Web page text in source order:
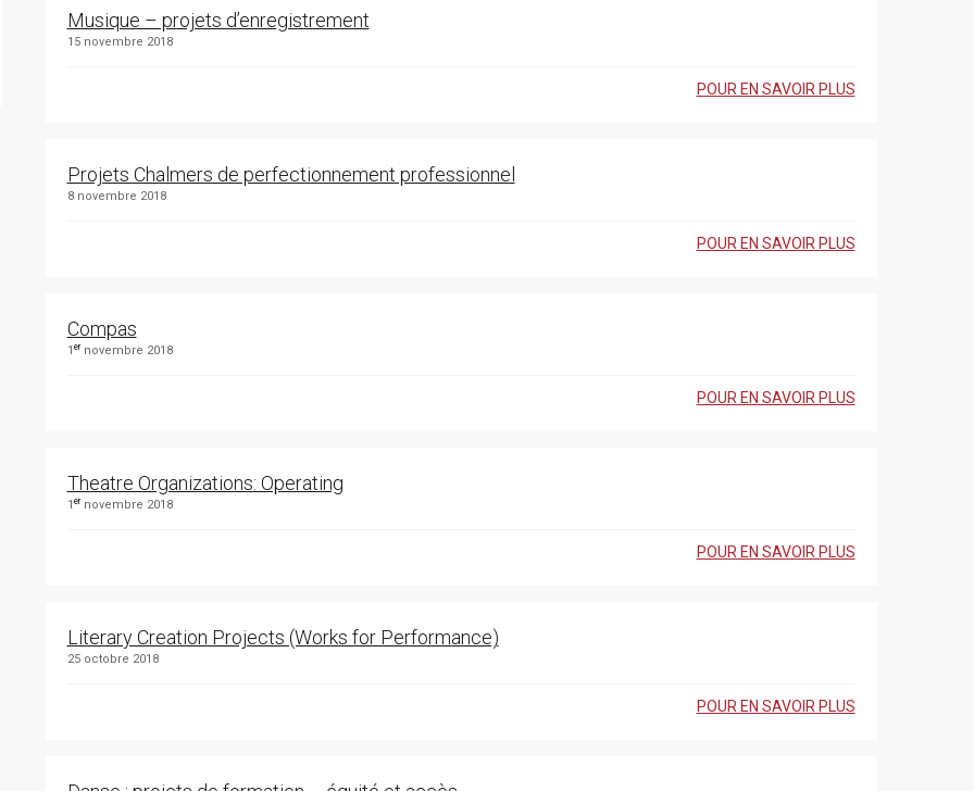
Musique – projets d’enregistrement
15 novembre 2018
POUR EN SAVOIR PLUS
Projets Chalmers de perfectionnement professionnel
8 novembre 2018
POUR EN SAVOIR PLUS
Compas
1 ernovembre 2018
POUR EN SAVOIR PLUS
Theatre Organizations: Operating
1 ernovembre 2018
POUR EN SAVOIR PLUS
Literary Creation Projects (Works for Performance)
25 octobre 2018
POUR EN SAVOIR PLUS